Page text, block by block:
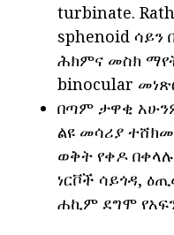
turbinate.
sphenoid
ሕክምና መስክ
binocular
በጣም ታዋቂ
ልዩ መሳሪያ
ወቅት የቀዶ
ነርቮች ሳይጎዳ,
ሐኪም ደግሞ